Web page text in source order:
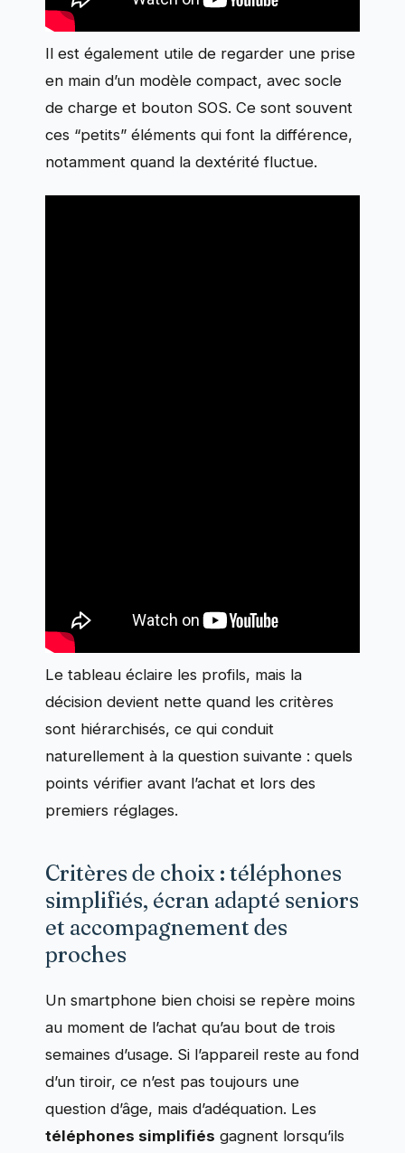
Il est également utile de regarder une prise
en main d’un modèle compact, avec socle
de charge et bouton SOS. Ce sont souvent
ces “petits” éléments qui font la différence,
notamment quand la dextérité fluctue.
Le tableau éclaire les profils, mais la
décision devient nette quand les critères
sont hiérarchisés, ce qui conduit
naturellement à la question suivante : quels
points vérifier avant l’achat et lors des
premiers réglages.
Critères de choix : téléphones
simplifiés, écran adapté seniors
et accompagnement des
proches
Un smartphone bien choisi se repère moins
au moment de l’achat qu’au bout de trois
semaines d’usage. Si l’appareil reste au fond
d’un tiroir, ce n’est pas toujours une
question d’âge, mais d’adéquation. Les
téléphones simplifiés gagnent lorsqu’ils